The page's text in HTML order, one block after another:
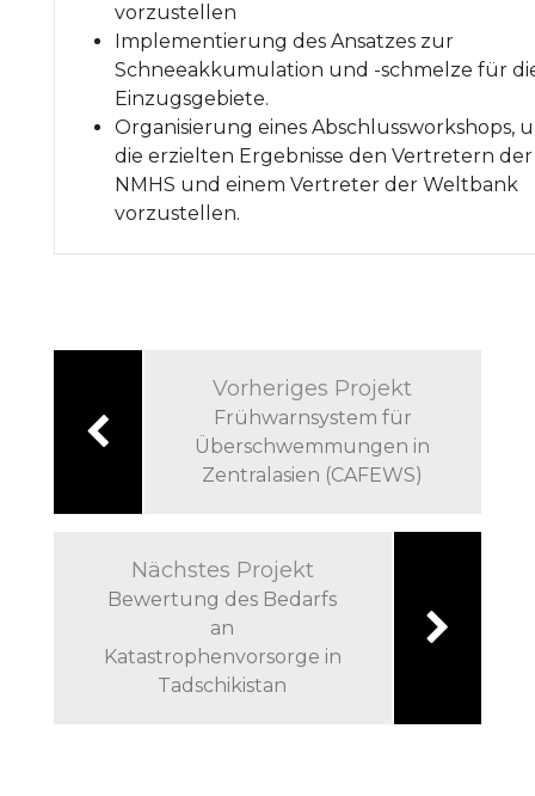
vorzustellen
Implementierung des Ansatzes zur
Schneeakkumulation und -schmelze für
Einzugsgebiete.
Organisierung eines Abschlussworkshops,
die erzielten Ergebnisse den Vertretern der
NMHS und einem Vertreter der Weltbank
vorzustellen.
Vorheriges Projekt
Frühwarnsystem für
Überschwemmungen in
Zentralasien (CAFEWS)
Nächstes Projekt
Bewertung des Bedarfs
an
Katastrophenvorsorge in
Tadschikistan